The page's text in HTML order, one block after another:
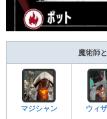
魔術師
マジシャン ウィ